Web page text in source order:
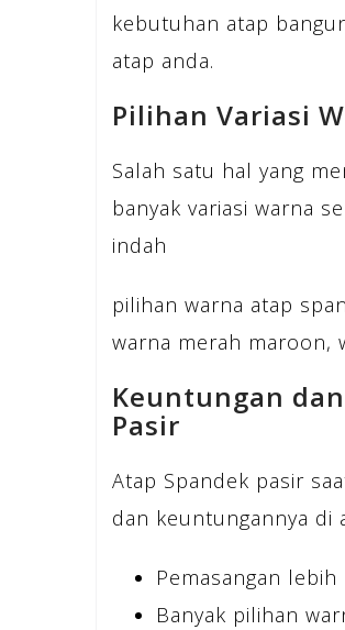
kebutuhan atap
atap anda.
Pilihan Variasi
Salah satu hal yang
banyak variasi warna
indah
pilihan warna atap
warna merah maroon,
Keuntungan
Pasir
Atap Spandek pasir
dan keuntungannya di
Pemasangan
Banyak pilihan